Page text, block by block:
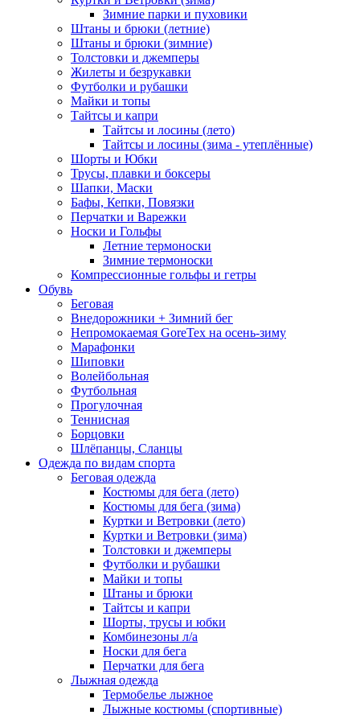
Зимние парки и пуховики
Штаны и брюки (летние)
Штаны и брюки (зимние)
Толстовки и джемперы
Жилеты и безрукавки
Футболки и рубашки
Майки и топы
Тайтсы и капри
Тайтсы и лосины (лето)
Тайтсы и лосины (зима - утеплённые)
Шорты и Юбки
Трусы, плавки и боксеры
Шапки, Маски
Бафы, Кепки, Повязки
Перчатки и Варежки
Носки и Гольфы
Летние термоноски
Зимние термоноски
Компрессионные гольфы и гетры
Обувь
Беговая
Внедорожники + Зимний бег
Непромокаемая GoreTex на осень-зиму
Марафонки
Шиповки
Волейбольная
Футбольная
Прогулочная
Теннисная
Борцовки
Шлёпанцы, Сланцы
Одежда по видам спорта
Беговая одежда
Костюмы для бега (лето)
Костюмы для бега (зима)
Куртки и Ветровки (лето)
Куртки и Ветровки (зима)
Толстовки и джемперы
Футболки и рубашки
Майки и топы
Штаны и брюки
Тайтсы и капри
Шорты, трусы и юбки
Комбинезоны л/а
Носки для бега
Перчатки для бега
Лыжная одежда
Термобелье лыжное
Лыжные костюмы (спортивные)